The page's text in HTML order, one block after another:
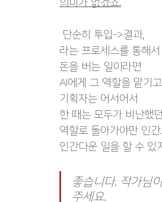
의미가 없겠죠.
단순히 투입->결과,
라는 프로세스를 통해서
돈을 버는 일이라면
AI에게 그 역할을 맡기
기획자는 어서어서
한 때는 모두가 비난했
역할로 돌아가야만 인
인간다운 일을 할 수 있
좋습니다. 작가님
주세요.